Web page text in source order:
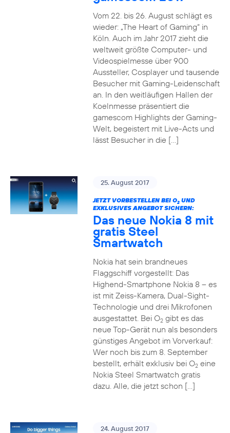
Vom 22. bis 26. August schlägt es
wieder: „The Heart of Gaming“ in
Köln. Auch im Jahr 2017 zieht die
weltweit größte Computer- und
Videospielmesse über 900
Aussteller, Cosplayer und tausende
Besucher mit Gaming-Leidenschaft
an. In den weitläufigen Hallen der
Koelnmesse präsentiert die
gamescom Highlights der Gaming-
Welt, begeistert mit Live-Acts und
lässt Besucher in die […]
25. August 2017
JETZT VORBESTELLEN BEI O2UND
EXKLUSIVES ANGEBOT SICHERN:
Das neue Nokia 8 mit
gratis Steel
Smartwatch
Nokia hat sein brandneues
Flaggschiff vorgestellt: Das
Highend-Smartphone Nokia 8 – es
ist mit Zeiss-Kamera, Dual-Sight-
Technologie und drei Mikrofonen
ausgestattet. Bei O2gibt es das
neue Top-Gerät nun als besonders
günstiges Angebot im Vorverkauf:
Wer noch bis zum 8. September
bestellt, erhält exklusiv bei O2eine
Nokia Steel Smartwatch gratis
dazu. Alle, die jetzt schon […]
24. August 2017